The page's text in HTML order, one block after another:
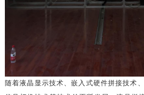
随着液晶显示技术、嵌入式硬件拼接技术